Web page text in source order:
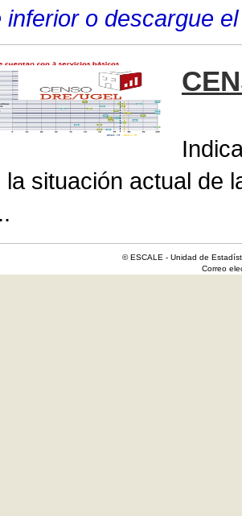
inferior o descargue
la situación actual de
© ESCALE - Unidad de
Correo